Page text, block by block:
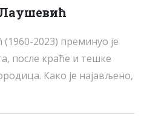
2023) преминуо је
после краће и тешке
Како је најављено,